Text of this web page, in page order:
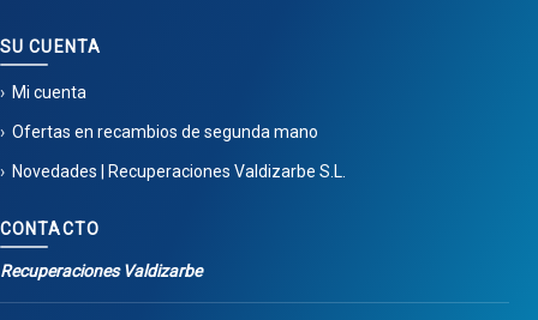
SU CUENTA
Mi cuenta
Ofertas en recambios de segunda mano
Novedades | Recuperaciones Valdizarbe S.L.
CONTACTO
Recuperaciones Valdizarbe